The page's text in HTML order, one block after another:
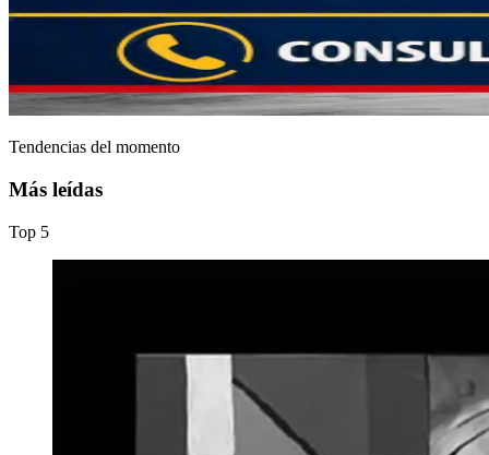
Tendencias del momento
Más leídas
Top 5